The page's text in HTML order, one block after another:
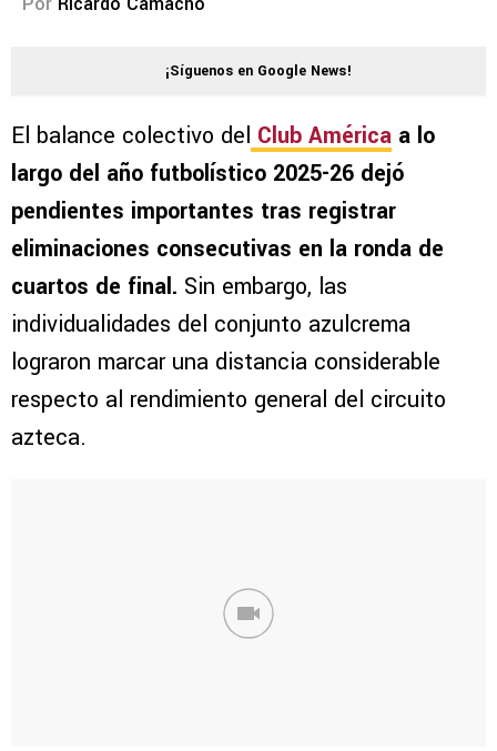
¡Síguenos en Google News!
El balance colectivo del Club América a lo
largo del año futbolístico 2025-26 dejó
pendientes importantes tras registrar
eliminaciones consecutivas en la ronda de
cuartos de final. Sin embargo, las
individualidades del conjunto azulcrema
lograron marcar una distancia considerable
respecto al rendimiento general del circuito
azteca.